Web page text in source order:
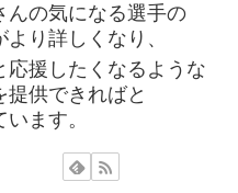
んの気になる選手の
より詳しくなり、
応援したくなるような
提供できればと
います。